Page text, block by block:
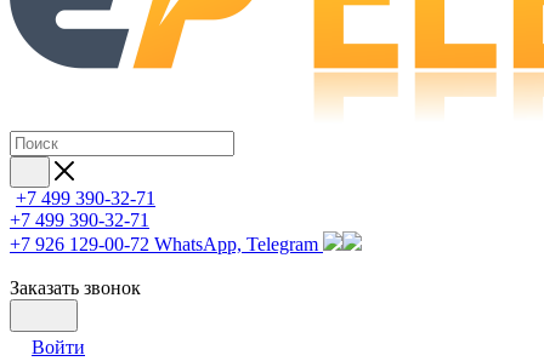
+7 499 390-32-71
+7 499 390-32-71
+7 926 129-00-72 WhatsApp, Telegram
Заказать звонок
Войти